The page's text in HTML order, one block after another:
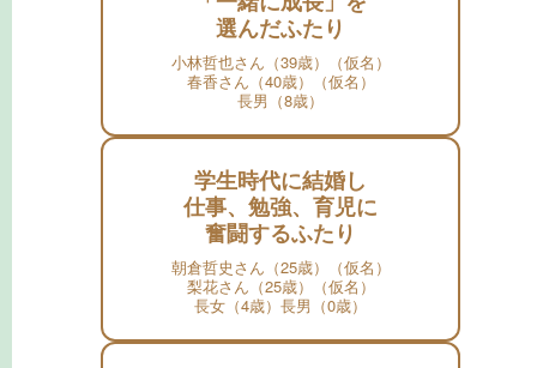
選んだふたり
小林哲也さん（39歳）（仮名）
春香さん（40歳）（仮名）
長男（8歳）
学生時代に結婚し
仕事、勉強、育児に
奮闘するふたり
朝倉哲史さん（25歳）（仮名）
梨花さん（25歳）（仮名）
長女（4歳）長男（0歳）